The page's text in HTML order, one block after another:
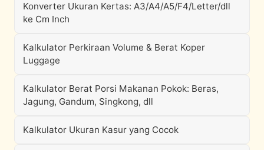
Konverter Ukuran Kertas: A3/A4/A5/F4/Letter/dll
ke Cm Inch
Kalkulator Perkiraan Volume & Berat Koper
Luggage
Kalkulator Berat Porsi Makanan Pokok: Beras,
Jagung, Gandum, Singkong, dll
Kalkulator Ukuran Kasur yang Cocok